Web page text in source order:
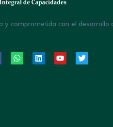
y comprometida con el desarrollo